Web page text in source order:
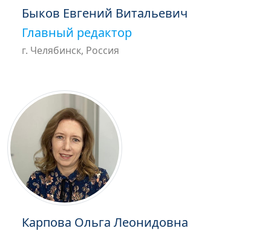
Быков Евгений Витальевич
Главный редактор
г. Челябинск, Россия
Карпова Ольга Леонидовна